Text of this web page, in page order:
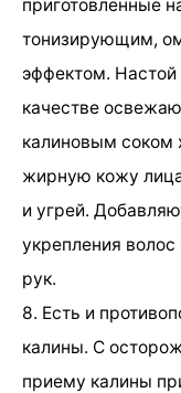
приготовленные
тонизирующим,
эффектом. Настой
качестве
калиновым соком
жирную кожу
и угрей.
укрепления
рук.
8. Есть и
калины. С
приему калины